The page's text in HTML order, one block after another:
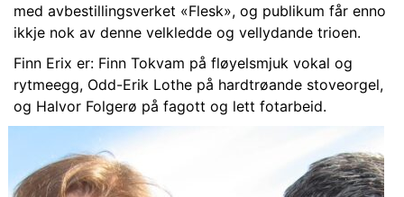
med avbestillingsverket «Flesk», og publikum får enno
ikkje nok av denne velkledde og vellydande trioen.
Finn Erix er: Finn Tokvam på fløyelsmjuk vokal og
rytmeegg, Odd-Erik Lothe på hardtrøande stoveorgel,
og Halvor Folgerø på fagott og lett fotarbeid.